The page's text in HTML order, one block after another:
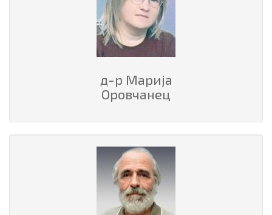
д-р Марија
Оровчанец